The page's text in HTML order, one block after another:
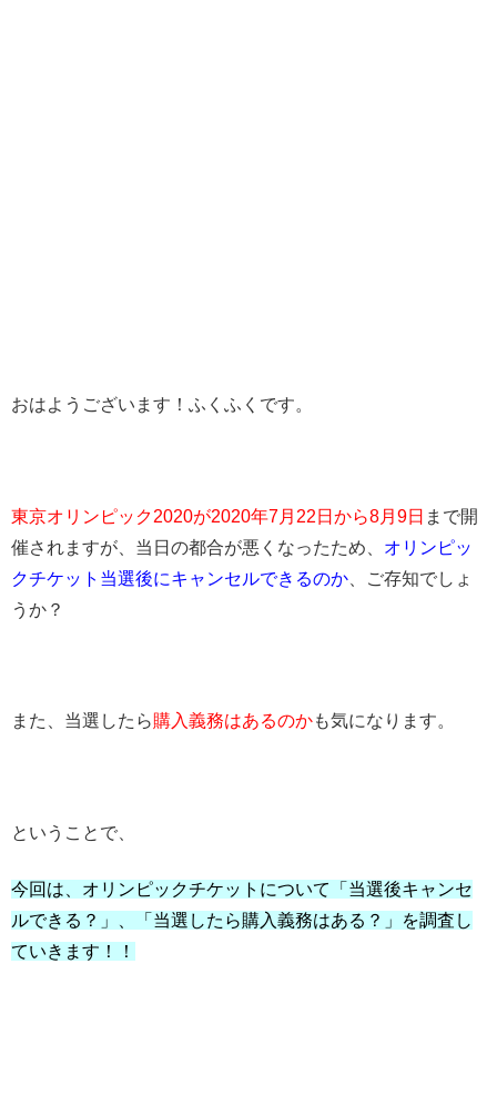
おはようございます！ふくふくです。
東京オリンピック2020が2020年7月22日から8月9日 まで開
催されますが、当日の都合が悪くなったため、 オリンピッ
クチケット当選後にキャンセルできるのか 、ご存知でしょ
うか？
また、当選したら購入義務はあるのかも気になります。
ということで、
今回は、オリンピックチケットについて「当選後キャンセ
ルできる？」、「当選したら購入義務はある？」を調査し
ていきます！！